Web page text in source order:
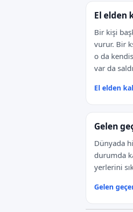
El elden
Bir kişi
vurur. Bir
o da
var da
El elden
Gelen
Dünyada
durumda
yerlerini
Gelen